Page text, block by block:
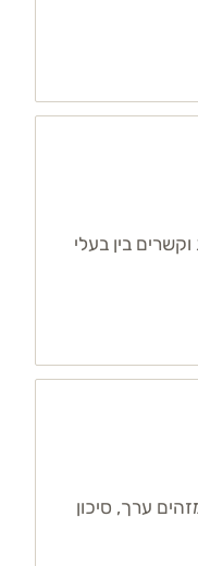
בין בעלי
ערך, סיכון